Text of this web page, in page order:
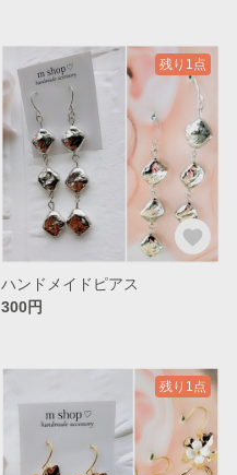
残り1点
ハンドメイドピアス
300円
残り1点